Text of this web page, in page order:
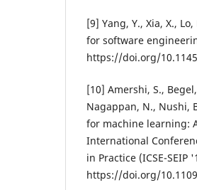
[9] Yang, Y., Xia, X.,
for software
https://doi.org/
[10] Amershi, S.,
Nagappan, N., Nushi,
for machine learning:
International
in Practice (ICSE-SEIP
https://doi.org/